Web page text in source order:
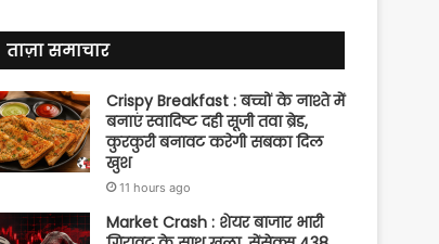
ताज़ा समाचार
Crispy Breakfast : बच्चों के नाश्ते में
बनाएं स्वादिष्ट दही सूजी तवा ब्रेड,
कुरकुरी बनावट करेगी सबका दिल
खुश
11 hours ago
Market Crash : शेयर बाजार भारी